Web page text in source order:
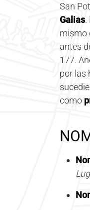
San
Galias.
mismo
antes
177.
por las
como